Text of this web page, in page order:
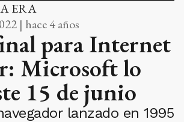
ERA
| hace 4 años
para Internet
Microsoft lo
15 de junio
lanzado en 1995